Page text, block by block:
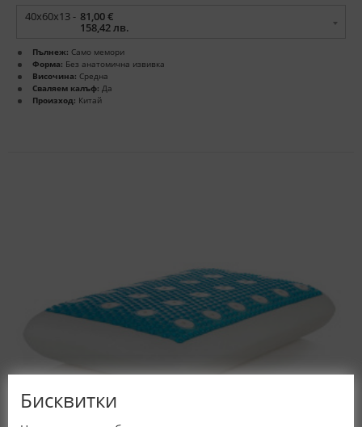
Бисквитки
40x60x13 - 81,00 €
158,42 лв.
Пълнеж: Само мемори
Форма: Без анатомична извивка
Височина: Средна
Сваляем калъф: Да
Произход: Китай